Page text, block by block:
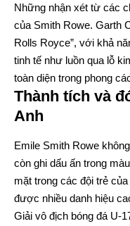
Những nhận xét từ các
của Smith Rowe. Garth
Rolls Royce”, với khả
tinh tế như luồn qua lỗ
toàn diện trong phong
Thành tích và
Anh
Emile Smith Rowe
còn ghi dấu ấn trong
mặt trong các đội trẻ
được nhiều danh hiệu
Giải vô địch bóng đá U-